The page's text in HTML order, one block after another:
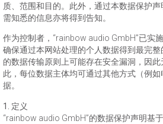
质、范围和目的。此外，通过本数据保护
需知悉的信息亦将得到告知。
作为控制者，“rainbow audio GmbH”已实
确保通过本网站处理的个人数据得到最完
的数据传输原则上可能存在安全漏洞，因
此，每位数据主体均可通过其他方式（例
据。
1. 定义
“rainbow audio GmbH”的数据保护声明基